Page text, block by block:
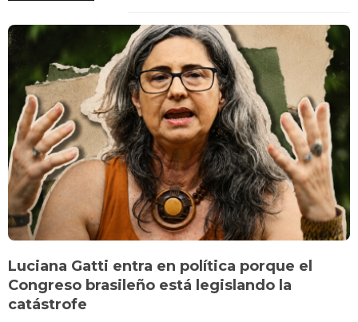
Luciana Gatti entra en política porque el
Congreso brasileño está legislando la
catástrofe